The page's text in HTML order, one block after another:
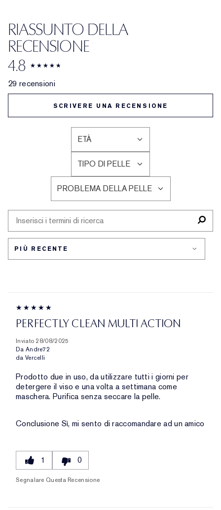
RIASSUNTO DELLA
RECENSIONE
4.8
29 recensioni
SCRIVERE UNA RECENSIONE
ETÀ
FILTRA
LE
RECENSIONI
PER
ETÀ
TIPO DI PELLE
FILTRA
LE
RECENSIONI
PER
TIPO
DI
PELLE
PROBLEMA DELLA PELLE
FILTRA
LE
PER
DELLA
PERFECTLY CLEAN MULTI ACTION
Inviato 28/08/2025
Da Andre72
da Vercelli
Prodotto due in uso, da utilizzare tutti i giorni per
detergere il viso e una volta a settimana come
maschera. Purifica senza seccare la pelle.
Conclusione Sì, mi sento di raccomandare ad un amico
1 0
Segnalare Questa Recensione